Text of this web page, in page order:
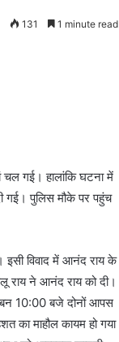
131 1 minute read
चल गई। हालांकि घटना में
गई। पुलिस मौके पर पहुंच
इसी विवाद में आनंद राय के
राय ने आनंद राय को दी।
10:00 बजे दोनों आपस
का माहौल कायम हो गया